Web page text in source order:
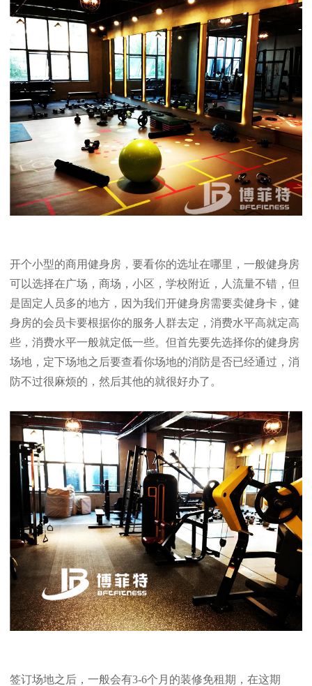
开个小型的商用健身房，要看你的选址在哪里，一般健身房
可以选择在广场，商场，小区，学校附近，人流量不错，但
是固定人员多的地方，因为我们开健身房需要卖健身卡，健
身房的会员卡要根据你的服务人群去定，消费水平高就定高
些，消费水平一般就定低一些。但首先要先选择你的健身房
场地，定下场地之后要查看你场地的消防是否已经通过，消
防不过很麻烦的，然后其他的就很好办了。
签订场地之后，一般会有3-6个月的装修免租期，在这期